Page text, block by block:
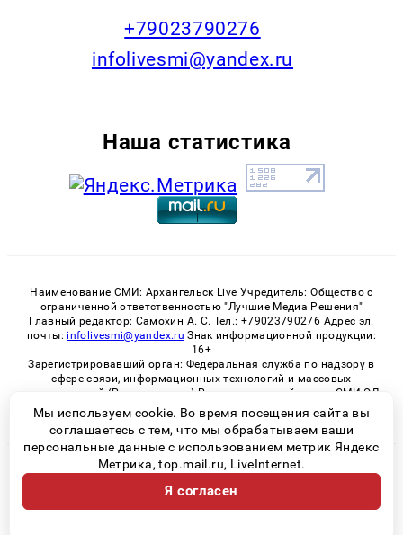
+79023790276
infolivesmi@yandex.ru
Наша статистика
Наименование СМИ: Архангельск Live Учредитель: Общество с
ограниченной ответственностью "Лучшие Медиа Решения"
Главный редактор: Самохин А. С. Тел.: +79023790276 Адрес эл.
почты: infolivesmi@yandex.ru Знак информационной продукции:
16+
Зарегистрировавший орган: Федеральная служба по надзору в
сфере связи, информационных технологий и массовых
коммуникаций (Роскомнадзор) Регистрационный номер СМИ ЭЛ
№ ФС 77 - 82533 от 21.01.2022
© 2026 «Архангельск Live» | Все права защищены
Возрастная категория сайта 16+
Политика конфиденциальности
Мы используем cookie. Во время посещения сайта вы
соглашаетесь с тем, что мы обрабатываем ваши
персональные данные с использованием метрик Яндекс
Метрика, top.mail.ru, LiveInternet.
Я согласен